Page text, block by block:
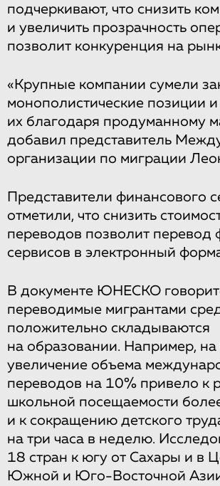
подчеркивают, что снизить
и увеличить прозрачность
позволит конкуренция на
«Крупные компании сумели
монополистические позиции и
их благодаря продуманному
добавил представитель
организации по миграции
Представители финансового
отметили, что снизить
переводов позволит перевод
сервисов в электронный
В документе ЮНЕСКО
переводимые мигрантами
положительно складываются
на образовании. Например,
увеличение объема
переводов на 10% привело к
школьной посещаемости
и к сокращению детского
на три часа в неделю.
18 стран к югу от Сахары и в
Южной и Юго-Восточной